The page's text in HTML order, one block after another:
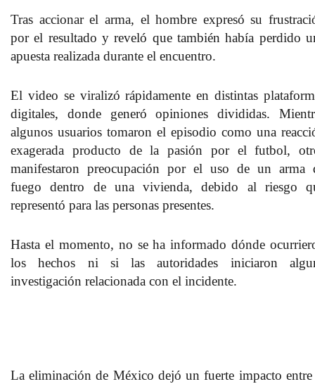
Tras accionar el arma, el hombre expresó su
por el resultado y reveló que también había perdido
apuesta realizada durante el encuentro.
El video se viralizó rápidamente en distintas
digitales, donde generó opiniones divididas.
algunos usuarios tomaron el episodio como una
exagerada producto de la pasión por el futbol,
manifestaron preocupación por el uso de un arma
fuego dentro de una vivienda, debido al riesgo
representó para las personas presentes.
Hasta el momento, no se ha informado dónde
los hechos ni si las autoridades iniciaron
investigación relacionada con el incidente.
La eliminación de México dejó un fuerte impacto entre